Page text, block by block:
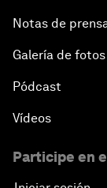
Notas de
Galería de fotos
Pódcast
Vídeos
Participe en